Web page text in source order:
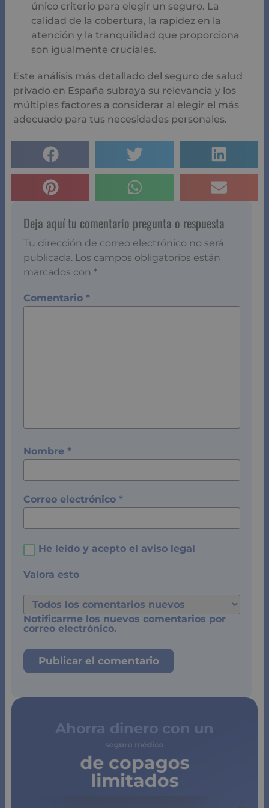
único criterio para elegir un seguro. La
calidad de la cobertura, la rapidez en la
atención y la tranquilidad que proporciona
son igualmente cruciales.
Este análisis más detallado del seguro de salud
privado en España subraya su relevancia y los
múltiples factores a considerar al elegir el más
adecuado para tus necesidades personales.
Deja aquí tu comentario pregunta o respuesta
Tu dirección de correo electrónico no será
publicada. Los campos obligatorios están
marcados con *
Comentario *
Nombre *
Correo electrónico *
He leído y acepto el aviso legal
Valora esto
Notificarme los nuevos comentarios por
correo electrónico.
Ahorra dinero con un
de copagos
limitados